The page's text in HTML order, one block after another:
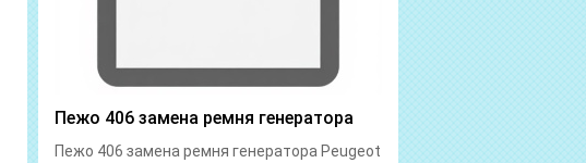
Пежо 406 замена ремня генератора
Пежо 406 замена ремня генератора Peugeot